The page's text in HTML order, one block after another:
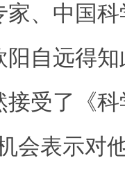
家、中国
阳自远得
接受了《
会表示对